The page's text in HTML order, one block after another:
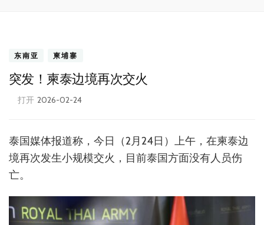
东南亚 柬埔寨
突发！柬泰边境再次交火
打开 2026-02-24
泰国媒体报道称，今日（2月24日）上午，在柬泰边
境再次发生小规模交火，目前泰国方面没有人员伤
亡。